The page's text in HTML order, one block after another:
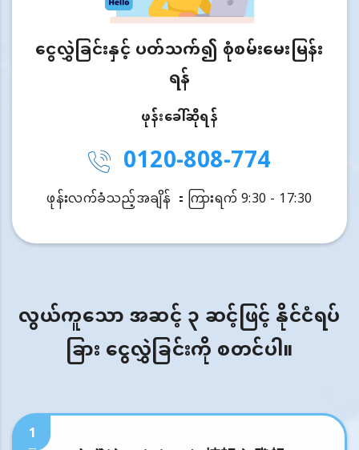
ငွေလွှဲခြင်းနှင့် ပတ်သက်၍ စုံစမ်းမေးမြန်း
ရန်
ဖုန်းခေါ်ဆိုရန်
0120-808-774
ဖုန်းလက်ခံသည့်အချိန် ：ကြားရက် 9:30 - 17:30
လွယ်ကူသော အဆင့် ၃ ဆင့်ဖြင့် နိုင်ငံရပ်
ခြား ငွေလွှဲခြင်းကို စတင်ပါ။
1